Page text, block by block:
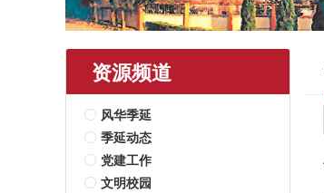
资源频道
风华季延
季延动态
党建工作
文明校园